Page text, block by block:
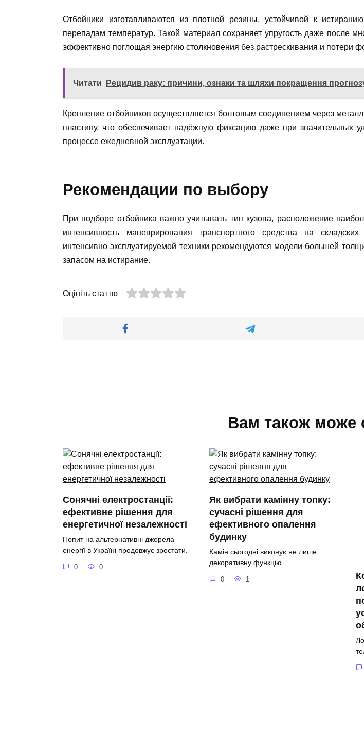
Отбойники изготавливаются из плотной резины, устойчивой к
перепадам температур. Такой материал сохраняет упругость даже после
эффективно поглощая энергию столкновения без растрескивания и потери
Читати Рецидив раку: причини, ознаки та шляхи покращення
Крепление отбойников осуществляется болтовым соединением через
пластину, что обеспечивает надёжную фиксацию даже при значительных
процессе ежедневной эксплуатации.
Рекомендации по выбору
При подборе отбойника важно учитывать тип кузова, расположение
интенсивность маневрирования транспортного средства на
интенсивно эксплуатируемой техники рекомендуются модели большей
запасом на истирание.
Оцініть статтю
Вам також може
Сонячні електростанції:
ефективне рішення для
енергетичної незалежності
Попит на альтернативні джерела
енергії в Україні продовжує зростати.
0 0
Як вибрати камінну топку:
сучасні рішення для
ефективного опалення
будинку
Камін сьогодні виконує не лише
декоративну функцію
0 1